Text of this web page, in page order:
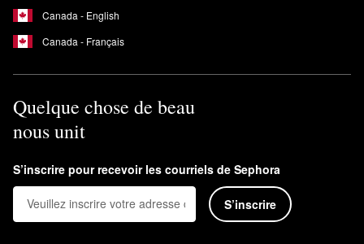
Canada - English
Canada - Français
Quelque chose de beau
nous unit
S’inscrire pour recevoir les courriels de Sephora
S’inscrire